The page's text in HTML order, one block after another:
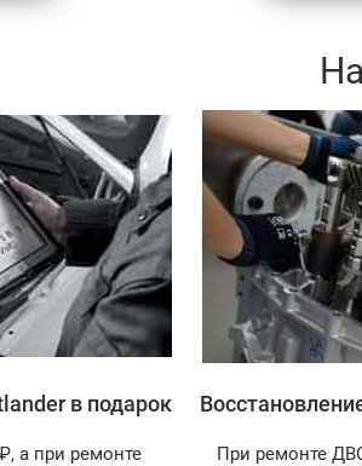
в подарок
а при ремонте
При ремонте